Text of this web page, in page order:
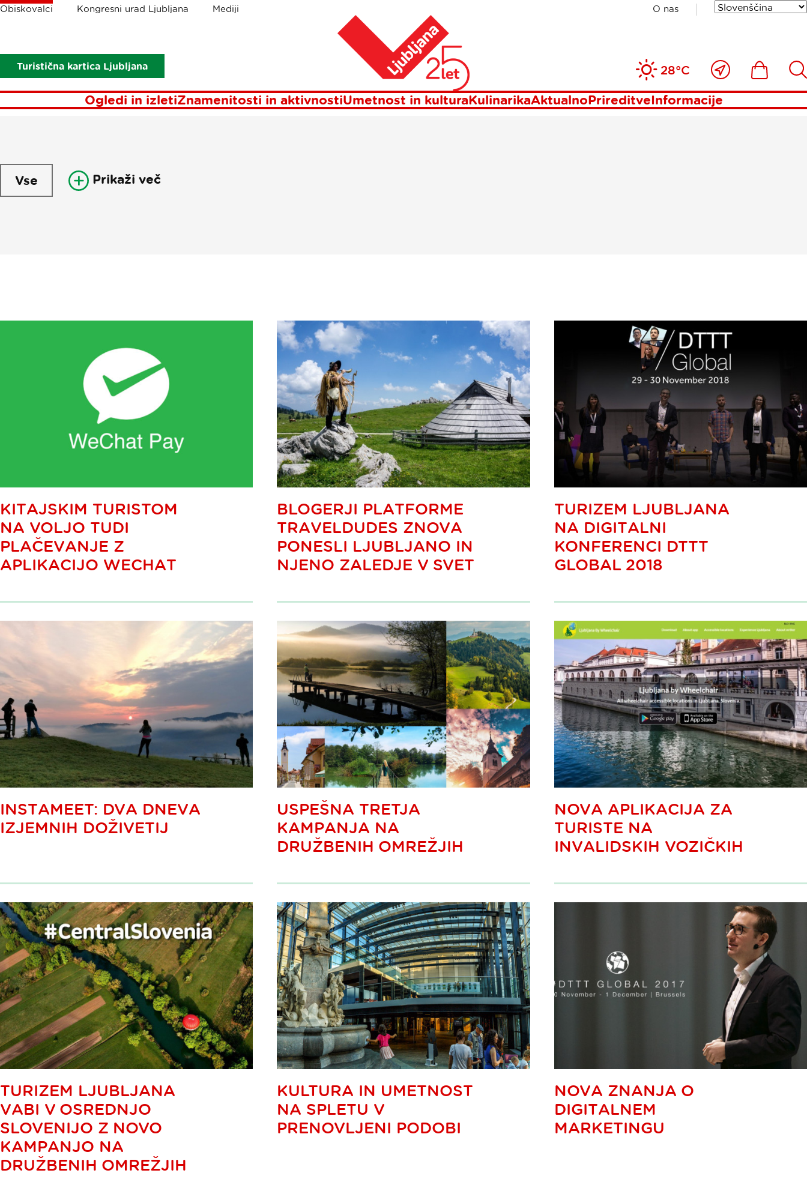
Obiskovalci Kongresni urad Ljubljana Mediji O nas
Turistična kartica Ljubljana 28°C
Blizu
mene
Ikona Išči
Ogledi in izletiZnamenitosti in aktivnostiUmetnost in kulturaKulinarikaAktualnoPrireditveInformacije
Drobtinice
Pisma iz Ljubljane
Vse Prikaži več
KITAJSKIM TURISTOM
NA VOLJO TUDI
PLAČEVANJE Z
APLIKACIJO WECHAT
BLOGERJI PLATFORME
TRAVELDUDES ZNOVA
PONESLI LJUBLJANO IN
NJENO ZALEDJE V SVET
TURIZEM LJUBLJANA
NA DIGITALNI
KONFERENCI DTTT
GLOBAL 2018
INSTAMEET: DVA DNEVA
IZJEMNIH DOŽIVETIJ
USPEŠNA TRETJA
KAMPANJA NA
DRUŽBENIH OMREŽJIH
NOVA APLIKACIJA ZA
TURISTE NA
INVALIDSKIH VOZIČKIH
TURIZEM LJUBLJANA
VABI V OSREDNJO
SLOVENIJO Z NOVO
KAMPANJO NA
DRUŽBENIH OMREŽJIH
KULTURA IN UMETNOST
NA SPLETU V
PRENOVLJENI PODOBI
NOVA ZNANJA O
DIGITALNEM
MARKETINGU